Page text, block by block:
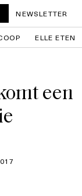
NEWSLETTER
ELLE ETEN
een